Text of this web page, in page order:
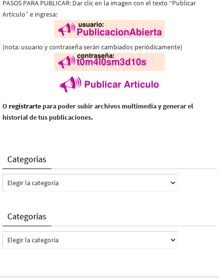
PASOS PARA PUBLICAR: Dar clic en la imagen con el texto “Publicar
Artículo” e ingresa:
(nota: usuario y contraseña serán cambiados periódicamente)
O registrarte para poder subir archivos multimedia y generar el
historial de tus publicaciones.
Categorías
Categorías
Categorías
Categorías